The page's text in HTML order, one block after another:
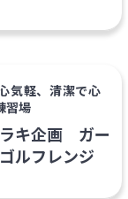
気軽、清潔で心
習場
キ企画 ガー
ルフレンジ